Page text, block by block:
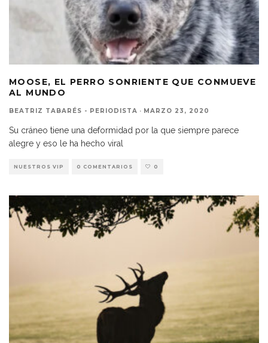
MOOSE, EL PERRO SONRIENTE QUE CONMUEVE
AL MUNDO
BEATRIZ TABARÉS - PERIODISTA · MARZO 23, 2020
Su cráneo tiene una deformidad por la que siempre parece
alegre y eso le ha hecho viral
NUESTROS VIP 0 COMENTARIOS 0